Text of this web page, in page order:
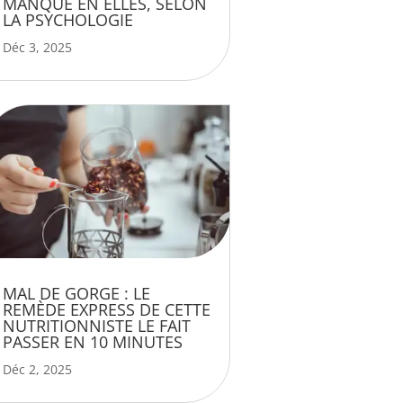
LA PSYCHOLOGIE
Déc 3, 2025
MAL DE GORGE : LE
REMÈDE EXPRESS DE CETTE
NUTRITIONNISTE LE FAIT
PASSER EN 10 MINUTES
Déc 2, 2025